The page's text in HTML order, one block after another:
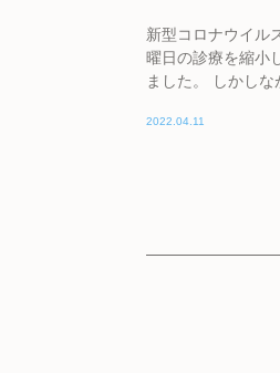
新型コロナウイル
曜日の診療を縮小
ました。 しかし
2022.04.11